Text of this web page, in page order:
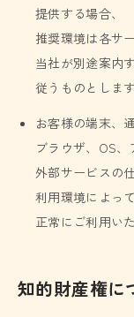
提供する場合、
推奨環境は各サ
当社が別途案内
従うものとします
お客様の端末、
ブラウザ、OS、
外部サービスの
利用環境によって
正常にご利用い
知的財産権に